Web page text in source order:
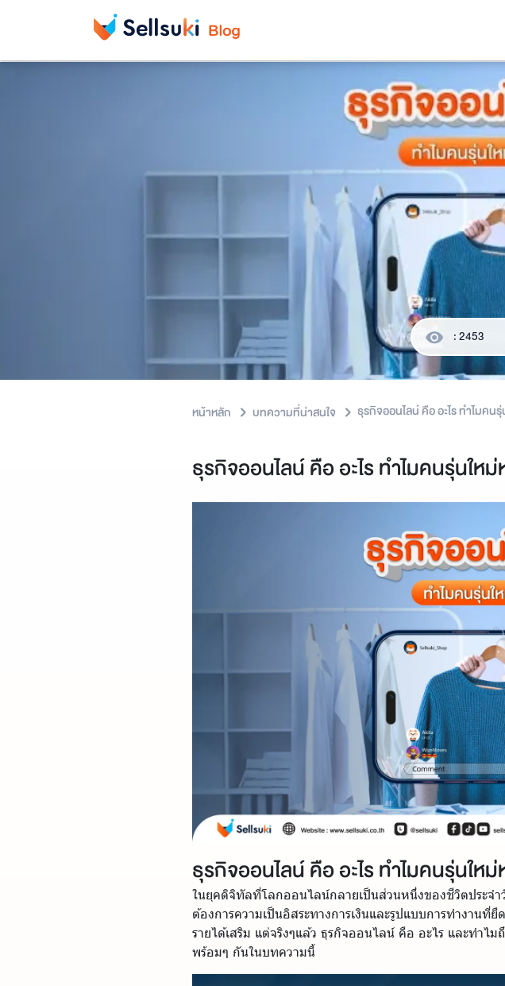
: 2453
หน้าหลัก บทความที่น่าสนใจ ธุรกิจออนไลน์ คือ อะไร ทำไมคน
ธุรกิจออนไลน์ คือ อะไร ทำไมคนรุ่นให
ธุรกิจออนไลน์ คือ อะไร ทำไมคนรุ่นให
ในยุคดิจิทัลที่โลกออนไลน์กลายเป็นส่วนหนึ่งของชีวิตประจ
ต้องการความเป็นอิสระทางการเงินและรูปแบบการทำงาน
รายได้เสริม แต่จริงๆแล้ว ธุรกิจออนไลน์ คือ อะไร และทำไ
พร้อมๆ กันในบทความนี้